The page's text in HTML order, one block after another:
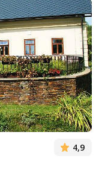
4,9